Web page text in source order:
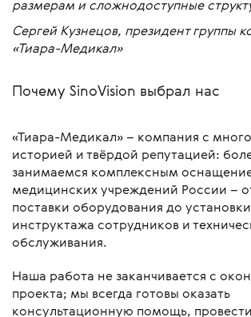
размерам и сложнодоступные
Сергей Кузнецов, президент группы
«Тиара-Медикал»
Почему SinoVision выбрал нас
«Тиара-Медикал» – компания с
историей и твёрдой репутацией:
занимаемся комплексным
медицинских учреждений России –
поставки оборудования до
инструктажа сотрудников и
обслуживания.
Наша работа не заканчивается с
проекта; мы всегда готовы оказать
консультационную помощь,